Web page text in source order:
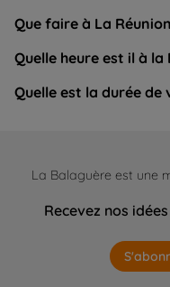
Que faire à La
Quelle heure est il à la
Quelle est la durée de
La Balaguère est une
Recevez nos